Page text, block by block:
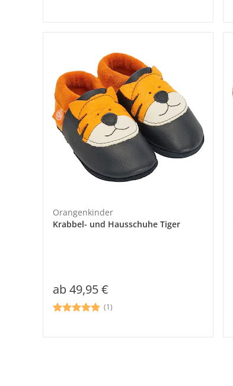
Orangenkinder
Krabbel- und Hausschuhe Tiger
ab 49,95 €
(1)